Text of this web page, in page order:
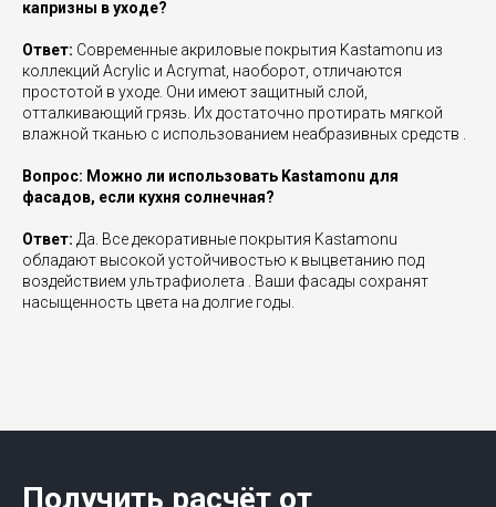
капризны в уходе?
Ответ: Современные акриловые покрытия Kastamonu из
коллекций Acrylic и Acrymat, наоборот, отличаются
простотой в уходе. Они имеют защитный слой,
отталкивающий грязь. Их достаточно протирать мягкой
влажной тканью с использованием неабразивных средств .
Вопрос: Можно ли использовать Kastamonu для
фасадов, если кухня солнечная?
Ответ: Да. Все декоративные покрытия Kastamonu
обладают высокой устойчивостью к выцветанию под
воздействием ультрафиолета . Ваши фасады сохранят
насыщенность цвета на долгие годы.
Получить расчёт от